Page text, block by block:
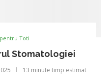
Toti
Stomatologiei
13 minute timp estimat